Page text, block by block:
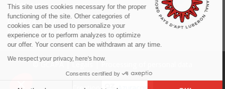
84400 Apt
04 90 74 37 17
contact@pays-apt-luberon.fr
© GCAPA |Legals
This site uses cookies necessary for the proper
functioning of the site. Other categories of
cookies can be used to personalize your
experience or to perform analyzes to optimize
our offer. Your consent can be withdrawn at any time.
We respect your privacy, here's how.
Consents certified by